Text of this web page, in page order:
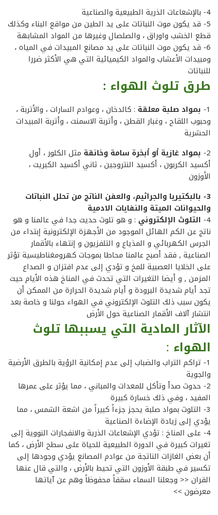
4- بالإشعاعات الذرية الطبيعية والصناعية
5- قد يكون موت النباتات على يد الطين من مواقع البناء وكذلك
قطع الخشب واوراق ، والصلصال وغيرها من المواد المشابهة
6- قد يكون موت النباتات على يد مصانع المبيدات في المياه ،
ومبيدات الأعشاب والمواد الكيميائية التي هي الأكثر ضررا
للنباتات
طرق تلوث الهواء :
1- بمواد صلبة معلقة : كالدخان ، وعوادم السارات ، والأتربة ،
وحبوب اللقاح ، وغبار القطن ، وأتربة الاسمنت ، وأتربة المبيدات
الحشرية
2- بمواد غازية أو أبخرة سامة وخانقة مثل الكلور ، أول
أكسيد الكربون ، أكسيد النتروجين ، ثاني أكسيد الكبريت ،
الأوزون
3- بالبكتيريا والجراثيم، والعفن الناتج من تحلل النباتات
والحيوانات الميتة والنفايات الادمية
4- التلوث الإلكتروني : و هو تلوث حديث جدا في عالمنا و هو
ناتج عن الكم الهائل الموجود من الأجهزة الإلكترونية إبتداء من
الجرس الكهربائي و المذياع و التلفزيون و إنتهاء بالأقمار
الصناعية , فقد أصبح عالمنا محاطا بموجات كهرومغناطيسية تؤثر
على الخلايا العصبية للمخ و تؤدي إلى عدم افتزان و الصداع
المزمن , و أيضا التغيرات التي تحدث في المناخ هذه الأيام حيث
تجد أيام شديدة البرودة و أيام شديدة الحرارة من الممكن أن
يكون سبب ذلك التلوث الإلكتروني في الهواء حولنا و خاصة بعد
انتشار آلاف الأقمار الصناعية حول الأرض
الآثار المادية التي يسببها تلوث
الهواء :
1- تراكم التراب والضباب إلى عدم إمكانية الرؤية بالطرق الأرضية
والجوية
2- حدوث صدأ وتأكل للمعدات والمباني ، مما يؤثر على عمرها
المفيد ، وفي ذلك خسارة كبيرة
3- التلوث بمواد صلبة يحجز جزءاً كبيراً من اشعة الشمس ، مما
يؤدي إلى زيادة الإضاءة الصناعية
4- على المناخ : تؤدي الإشعاعات الذرية والانفجارات النووية إلى
تغيرات كبيرة في الدورة الطبيعية للحياة على سطح الأرض ، كما
أن بعض الغازات الناتجة من عوادم المصانع يؤدي وجودها إلى
تكسير في طبقة الأوزون التي تحيط بالأرض ، والتي قال عنها
القران << وجعلنا السماء سقفاً محفوظاً وهم عن آياتها
معرضون >>